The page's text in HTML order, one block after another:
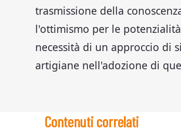
trasmissione della
l'ottimismo per le
necessità di un approccio di
artigiane nell'adozione di
Contenuti correlati